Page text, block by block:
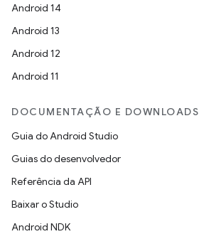
Android 14
Android 13
Android 12
Android 11
DOCUMENTAÇÃO E DOWNLOADS
Guia do Android Studio
Guias do desenvolvedor
Referência da API
Baixar o Studio
Android NDK